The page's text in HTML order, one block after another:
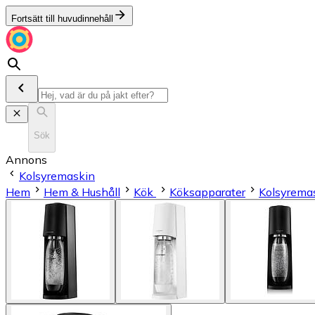
Fortsätt till huvudinnehåll
Sök
Annons
Kolsyremaskin
Hem
Hem & Hushåll Kök Köksapparater